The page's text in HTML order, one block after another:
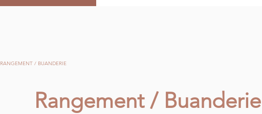
RANGEMENT / BUANDERIE
Rangement / Buanderie